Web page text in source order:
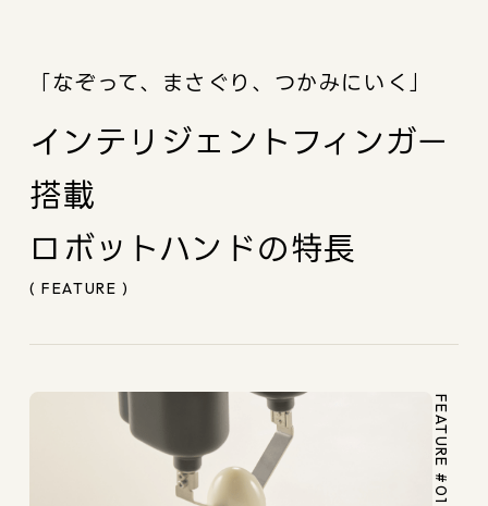
「なぞって、まさぐり、つかみにいく」
インテリジェントフィンガー
搭載
ロボットハンドの特長
( FEATURE )
FEATURE #01